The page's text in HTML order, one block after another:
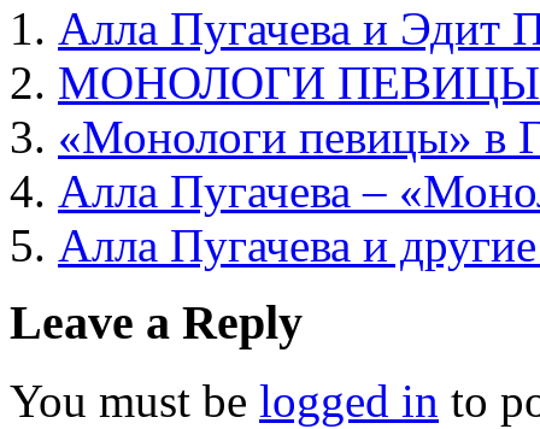
Алла Пугачева и Эдит
МОНОЛОГИ ПЕВИЦЫ
«Монологи певицы» в
Алла Пугачева –
Алла Пугачева и
Leave a Reply
You must be logged in to